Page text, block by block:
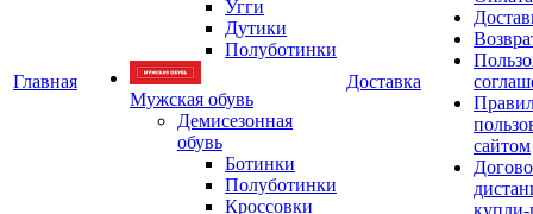
Главная
Угги
Дутики
Полуботинки
Мужская обувь
Демисезонная
обувь
Ботинки
Полуботинки
Кроссовки
Доставка
сайтом